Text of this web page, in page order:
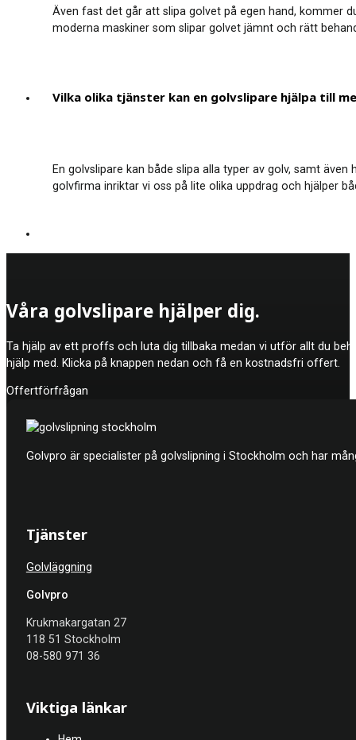
Även fast det går att slipa golvet på egen hand, kommer
moderna maskiner som slipar golvet jämnt och rätt
Vilka olika tjänster kan en golvslipare hjälpa till
En golvslipare kan både slipa alla typer av golv, samt
golvfirma inriktar vi oss på lite olika uppdrag och hjälper
Våra golvslipare hjälper dig.
Ta hjälp av ett proffs och luta dig tillbaka medan vi utför allt du
hjälp med. Klicka på knappen nedan och få en kostnadsfri offert.
Offertförfrågan
Golvpro är specialister på golvslipning i Stockholm och har
Tjänster
Golvläggning
Golvpro
Krukmakargatan 27
118 51 Stockholm
08-580 971 36
Viktiga länkar